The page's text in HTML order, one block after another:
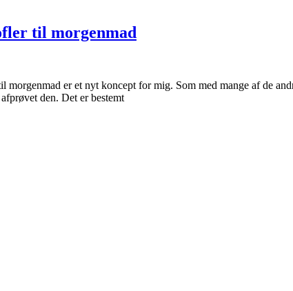
til morgenmad
morgenmad er et nyt koncept for mig. Som med mange af de
den. Det er bestemt